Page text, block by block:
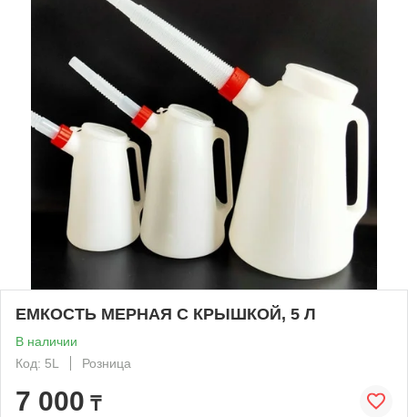
ЕМКОСТЬ МЕРНАЯ С КРЫШКОЙ, 5 Л
В наличии
Код: 5L
Розница
7 000 ₸